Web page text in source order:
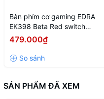
Bàn phím cơ gaming EDRA
EK398 Beta Red switch
(USB/ABS/Led Rainbow)
479.000₫
SẢN PHẨM ĐÃ XEM